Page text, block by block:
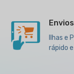
Ilhas
rápido